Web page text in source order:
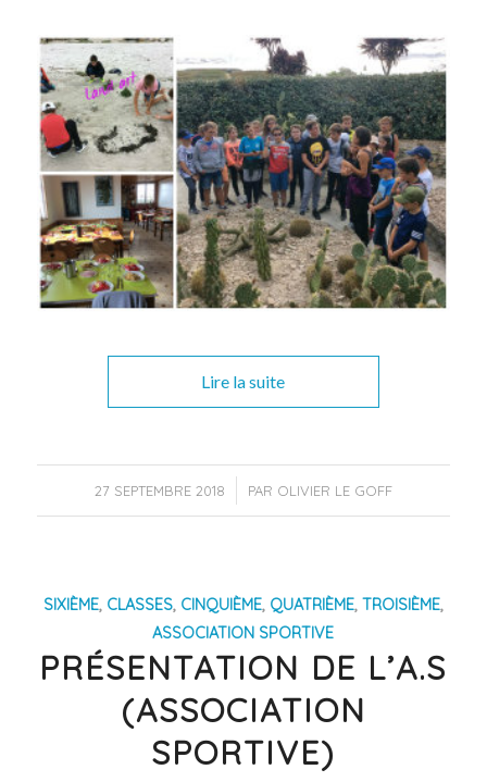
Lire la suite
27 SEPTEMBRE 2018
/ PAR OLIVIER LE GOFF
SIXIÈME, CLASSES, CINQUIÈME, QUATRIÈME, TROISIÈME,
ASSOCIATION SPORTIVE
PRÉSENTATION DE L’A.S
(ASSOCIATION
SPORTIVE)